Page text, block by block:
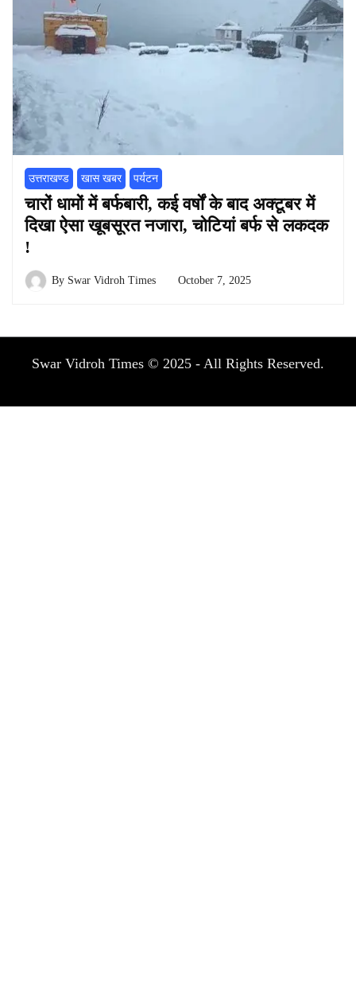
उत्तराखण्ड खास खबर पर्यटन
चारों धामों में बर्फबारी, कई वर्षों के बाद अक्टूबर में
दिखा ऐसा खूबसूरत नजारा, चोटियां बर्फ से लकदक
!
By Swar Vidroh Times October 7, 2025
Swar Vidroh Times © 2025 - All Rights Reserved.